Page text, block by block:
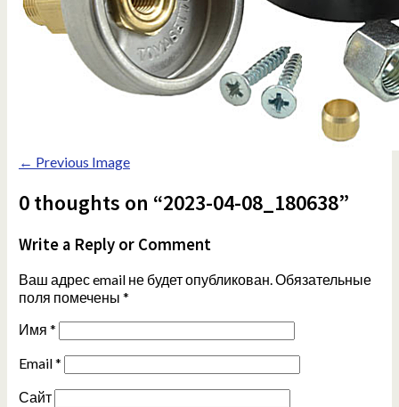
← Previous Image
0 thoughts on “2023-04-08_180638”
Write a Reply or Comment
Ваш адрес email не будет опубликован.Обязательные
поля помечены *
Имя *
Email*
Сайт